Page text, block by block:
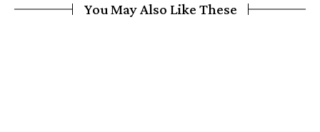
You May Also Like These